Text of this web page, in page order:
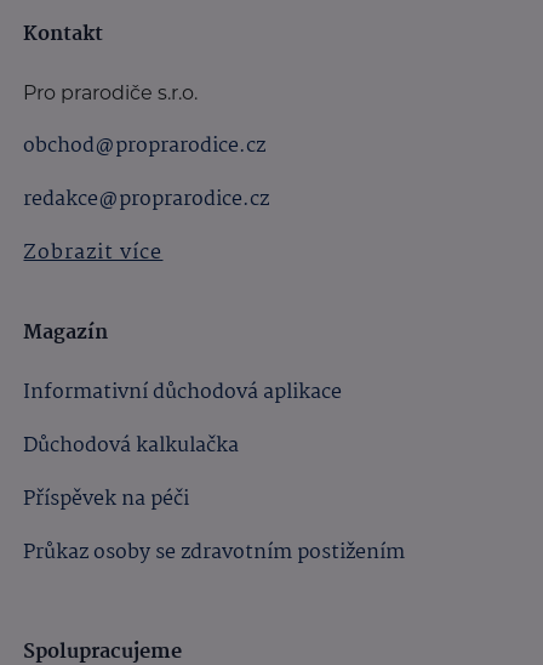
Kontakt
Pro prarodiče s.r.o.
obchod@proprarodice.cz
redakce@proprarodice.cz
Zobrazit více
Magazín
Informativní důchodová aplikace
Důchodová kalkulačka
Příspěvek na péči
Průkaz osoby se zdravotním postižením
Spolupracujeme